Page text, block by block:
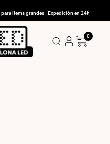
items grandes - Expedición en 24h
0